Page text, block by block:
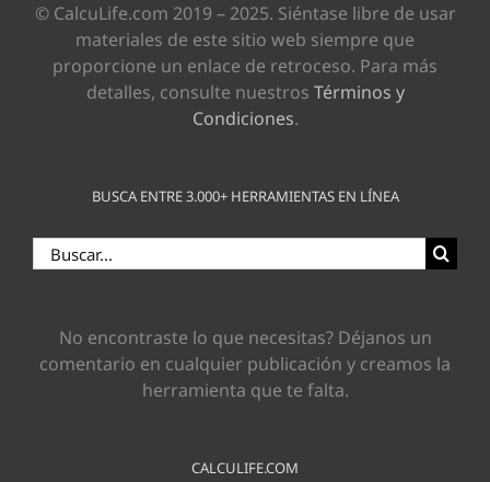
© CalcuLife.com 2019 – 2025. Siéntase libre de usar
materiales de este sitio web siempre que
proporcione un enlace de retroceso. Para más
detalles, consulte nuestros Términos y
Condiciones.
BUSCA ENTRE 3.000+ HERRAMIENTAS EN LÍNEA
Buscar:
No encontraste lo que necesitas? Déjanos un
comentario en cualquier publicación y creamos la
herramienta que te falta.
CALCULIFE.COM